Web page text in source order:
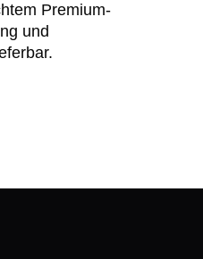
Premium-
und